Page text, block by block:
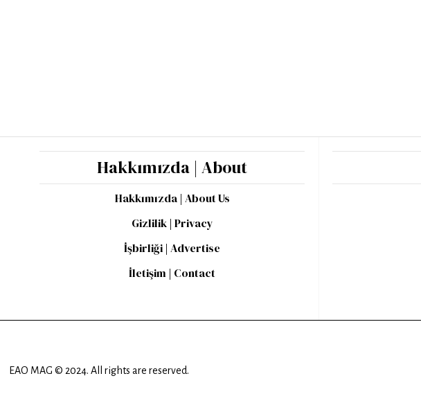
Hakkımızda | About
Hakkımızda | About Us
Gizlilik | Privacy
İşbirliği | Advertise
İletişim | Contact
EAO MAG © 2024. All rights are reserved.